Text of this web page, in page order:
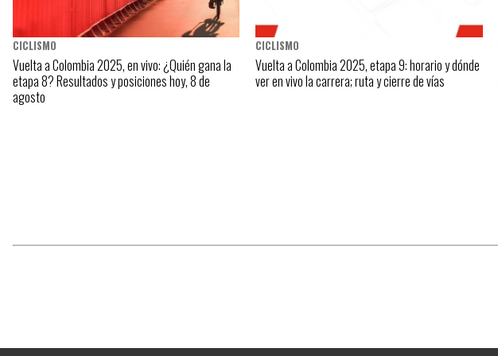
CICLISMO
Vuelta a Colombia 2025, en vivo: ¿Quién gana la
etapa 8? Resultados y posiciones hoy, 8 de
agosto
CICLISMO
Vuelta a Colombia 2025, etapa 9: horario y dónde
ver en vivo la carrera; ruta y cierre de vías